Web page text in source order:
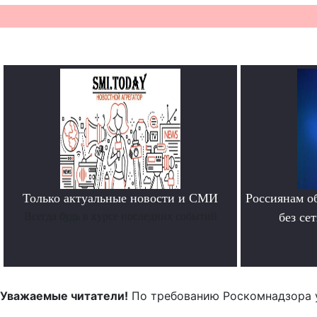
Только актуальные новости и СМИ
Россиянам
без
Уважаемые читатели! По требованию Роскомнадзора